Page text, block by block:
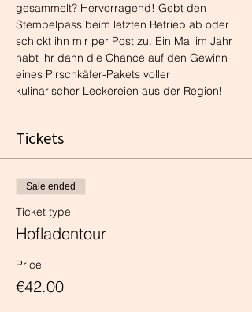
gesammelt? Hervorragend! Gebt den
Stempelpass beim letzten Betrieb ab oder
schickt ihn mir per Post zu. Ein Mal im Jahr
habt ihr dann die Chance auf den Gewinn
eines Pirschkäfer-Pakets voller
kulinarischer Leckereien aus der Region!
Tickets
Sale ended
Ticket type
Hofladentour
Price
€42.00